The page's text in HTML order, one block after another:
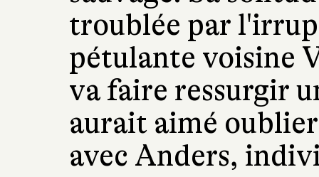
troublée par
pétulante voisine
va faire ressurgir
aurait aimé
avec Anders,